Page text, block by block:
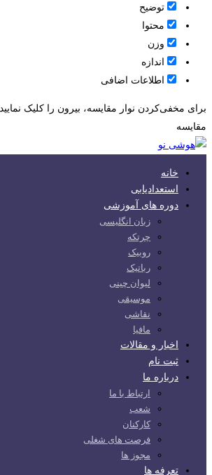
توضیح
محتوا
وزن
اندازه
اطلاعات اضافی
برای مخفی‌کردن نوار مقایسه، بیرون را کلیک نمایید
مقایسه
خانه
استعدادیابی
دوره های آموزشی
زبان انگلیسی
چرتکه
روبیک
رباتیک
لیوان چینی
موسیقی
نقاشی
مافیا
اخبار و مقالات
ثبت نام
درباره ما
ارتباط با ما
شعب
کارکنان
فرصت های شغلی
مجوز ها
تعرفه ها